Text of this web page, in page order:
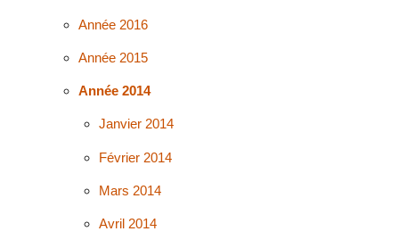
Année 2016
Année 2015
Année 2014
Janvier 2014
Février 2014
Mars 2014
Avril 2014